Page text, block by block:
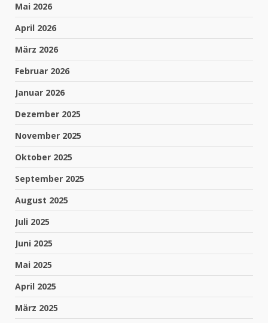
Mai 2026
April 2026
März 2026
Februar 2026
Januar 2026
Dezember 2025
November 2025
Oktober 2025
September 2025
August 2025
Juli 2025
Juni 2025
Mai 2025
April 2025
März 2025